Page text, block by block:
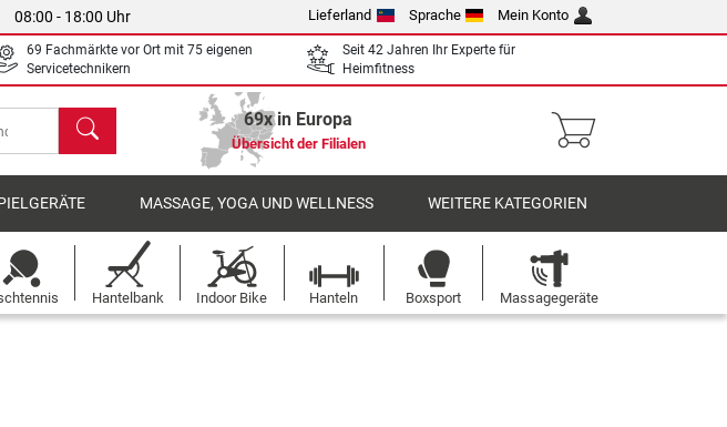
08:00 - 18:00 Uhr Lieferland Sprache Mein Konto
69 Fachmärkte vor Ort mit 75 eigenen
Servicetechnikern
Seit 42 Jahren Ihr Experte für
Heimfitness
Suchen 69x in Europa
Übersicht der Filialen
MASSAGE, YOGA UND WELLNESS WEITERE KATEGORIEN
Hantelbank Indoor Bike Hanteln Boxsport Massagegeräte